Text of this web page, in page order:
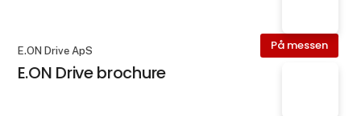
På messen
E.ON Drive ApS
E.ON Drive brochure